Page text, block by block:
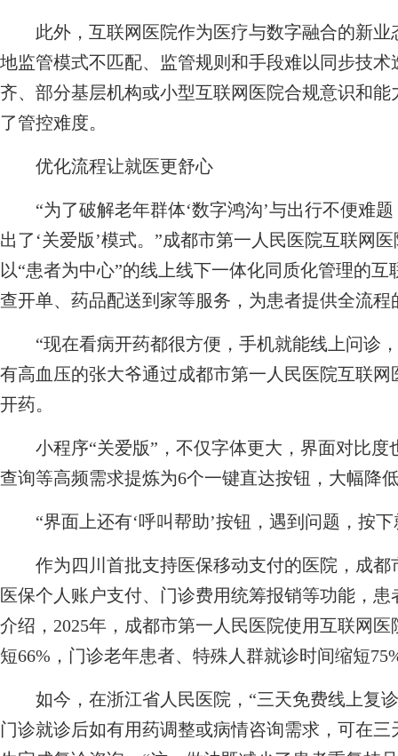
此外，互联网医院作为医疗与数字融合的新业
地监管模式不匹配、监管规则和手段难以同步技
齐、部分基层机构或小型互联网医院合规意识和
了管控难度。
优化流程让就医更舒心
“为了破解老年群体‘数字鸿沟’与出行不便难题
出了‘关爱版’模式。”成都市第一人民医院互联网
以“患者为中心”的线上线下一体化同质化管理的
查开单、药品配送到家等服务，为患者提供全流程
“现在看病开药都很方便，手机就能线上问诊，
有高血压的张大爷通过成都市第一人民医院互联
开药。
小程序“关爱版”，不仅字体更大，界面对比度
查询等高频需求提炼为6个一键直达按钮，大幅降
“界面上还有‘呼叫帮助’按钮，遇到问题，按下
作为四川首批支持医保移动支付的医院，成都
医保个人账户支付、门诊费用统筹报销等功能，
介绍，2025年，成都市第一人民医院使用互联网
短66%，门诊老年患者、特殊人群就诊时间缩短
如今，在浙江省人民医院，“三天免费线上复诊
门诊就诊后如有用药调整或病情咨询需求，可在